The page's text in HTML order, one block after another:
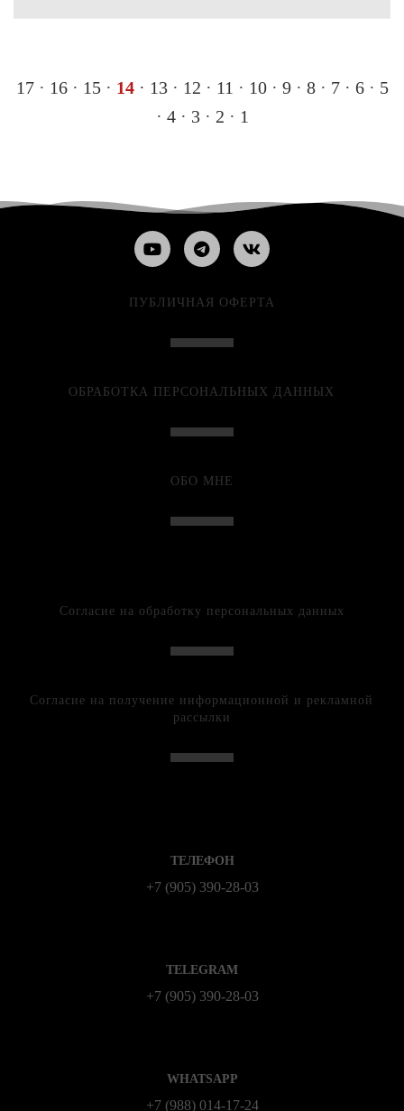
17· 16· 15· 14· 13· 12 · 11 · 10· 9· 8· 7· 6· 5
· 4· 3· 2 · 1
ПУБЛИЧНАЯ ОФЕРТА
ОБРАБОТКА ПЕРСОНАЛЬНЫХ ДАННЫХ
ОБО МНЕ
Согласие на обработку персональных данных
Согласие на получение информационной и рекламной
рассылки
ТЕЛЕФОН
+7 (905) 390-28-03
TELEGRAM
+7 (905) 390-28-03
WHATSAPP
+7 (988) 014‑17‑24